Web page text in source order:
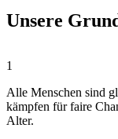
Unsere
1
Alle Menschen sind
kämpfen für faire
Alter.